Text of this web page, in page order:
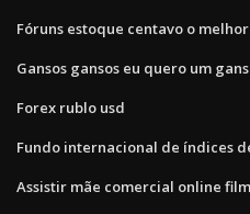
Fóruns estoque centavo o melhor
Gansos gansos eu quero um
Forex rublo usd
Fundo internacional de índices
Assistir mãe comercial online